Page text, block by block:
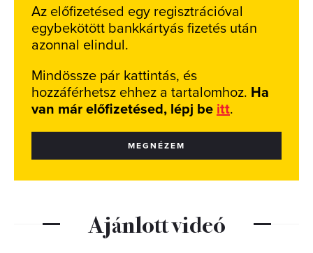
Az előfizetésed egy regisztrációval
egybekötött bankkártyás fizetés után
azonnal elindul.
Mindössze pár kattintás, és
hozzáférhetsz ehhez a tartalomhoz. Ha
van már előfizetésed, lépj be itt.
MEGNÉZEM
Ajánlott videó